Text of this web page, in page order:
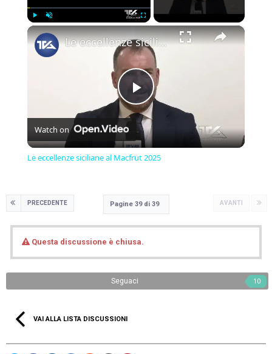
×
Play
Video
Le eccellenze siciliane al Macfrut 2025
Watch on
Le eccellenze siciliane al Macfrut 2025
PRECEDENTE AVANTI
Pagine 39 di 39
Questa discussione è chiusa.
Seguaci 10
VAI ALLA LISTA DISCUSSIONI